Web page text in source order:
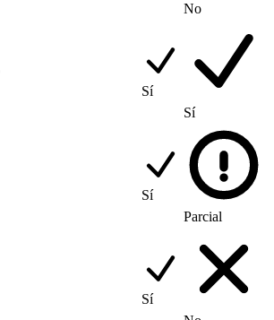
No
Sí
Sí
Sí
Parcial
Sí